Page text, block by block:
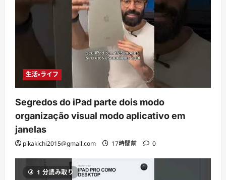
生活・ライフ
Segredos do iPad parte dois modo
organização visual modo aplicativo em
janelas
pikakichi2015@gmail.com 17時間前 0
1 分読み取り